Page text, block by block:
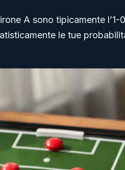
A sono tipicamente
le tue